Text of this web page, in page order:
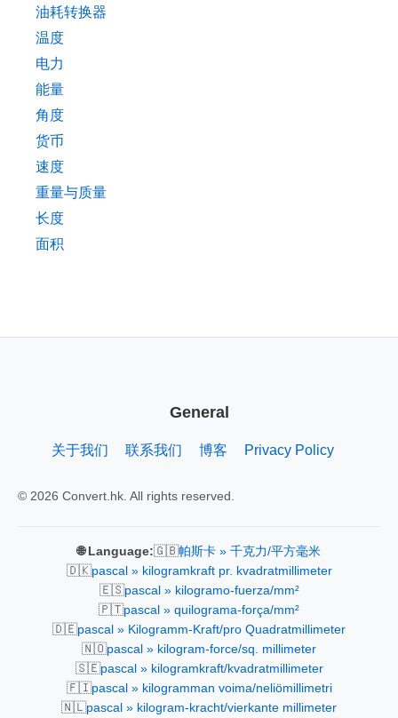
油耗转换器
温度
电力
能量
角度
货币
速度
重量与质量
长度
面积
General
关于我们 联系我们 博客 Privacy Policy
© 2026 Convert.hk. All rights reserved.
🌐 Language:🇬🇧帕斯卡 » 千克力/平方毫米
🇩🇰pascal » kilogramkraft pr. kvadratmillimeter
🇪🇸pascal » kilogramo-fuerza/mm²
🇵🇹pascal » quilograma-força/mm²
🇩🇪pascal » Kilogramm-Kraft/pro Quadratmillimeter
🇳🇴pascal » kilogram-force/sq. millimeter
🇸🇪pascal » kilogramkraft/kvadratmillimeter
🇫🇮pascal » kilogramman voima/neliömillimetri
🇳🇱pascal » kilogram-kracht/vierkante millimeter